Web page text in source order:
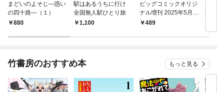
まどいのよそじ―惑い
の四十路―（１）
880
駅はあるうちに行け
全国無人駅ひとり旅
1,100
ビッグコミックオリジ
ナル増刊 2025年5月増
刊号（2025年4月12日
489
事
竹書房のおすすめ本 もっと見る